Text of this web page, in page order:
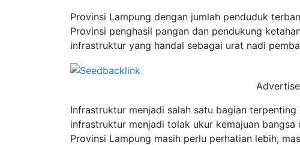
Provinsi Lampung dengan jumlah penduduk
Provinsi penghasil pangan dan pendukung
infrastruktur yang handal sebagai urat nadi
Infrastruktur menjadi salah satu bagian
infrastruktur menjadi tolak ukur kemajuan
Provinsi Lampung masih perlu perhatian lebih,